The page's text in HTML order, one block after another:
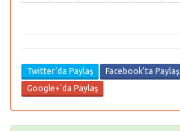
Twitter'da Paylaş Facebook'ta Paylaş
Google+'da Paylaş